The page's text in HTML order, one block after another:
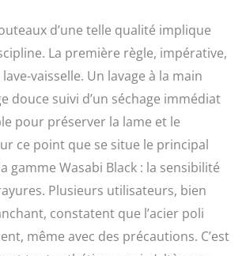
d’une telle qualité implique
La première règle, impérative,
vaisselle. Un lavage à la main
douce suivi d’un séchage immédiat
pour préserver la lame et le
ce point que se situe le principal
gamme Wasabi Black : la sensibilité
Plusieurs utilisateurs, bien
constatent que l’acier poli
même avec des précautions. C’est